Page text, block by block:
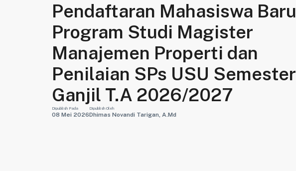
Pendaftaran Mahasiswa Baru
Program Studi Magister
Manajemen Properti dan
Penilaian SPs USU Semester
Ganjil T.A 2026/2027
Dipublish Pada
08 Mei 2026
Dipublish Oleh
Dhimas Novandi Tarigan, A.Md